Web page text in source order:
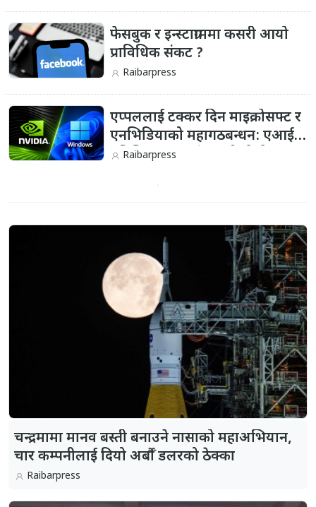
फेसबुक र इन्स्टाग्राममा कसरी आयो
प्राविधिक संकट ?
Raibarpress
एप्पललाई टक्कर दिन माइक्रोसफ्ट र
एनभिडियाको महागठबन्धन: एआई
प्रविधियुक्त 'नयाँ युगको पीसी'
Raibarpress
चन्द्रमामा मानव बस्ती बनाउने नासाको महाअभियान,
चार कम्पनीलाई दियो अर्बौँ डलरको ठेक्का
Raibarpress